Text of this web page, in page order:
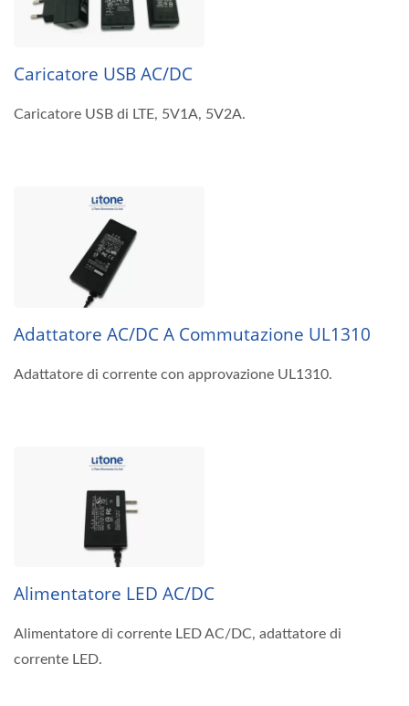
Caricatore USB AC/DC
Caricatore USB di LTE, 5V1A, 5V2A.
Adattatore AC/DC A Commutazione UL1310
Adattatore di corrente con approvazione UL1310.
Alimentatore LED AC/DC
Alimentatore di corrente LED AC/DC, adattatore di
corrente LED.